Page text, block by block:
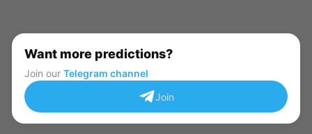
Want more predictions?
Join our Telegram channel
Join